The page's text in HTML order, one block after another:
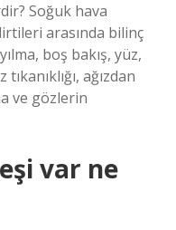
Soğuk hava
arasında bilinç
boş bakış, yüz,
ağızdan
ve gözlerin
var ne